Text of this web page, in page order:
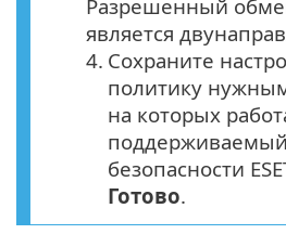
Разрешенный
является
4. Сохраните
политику
на которых
безопасности
Готово.